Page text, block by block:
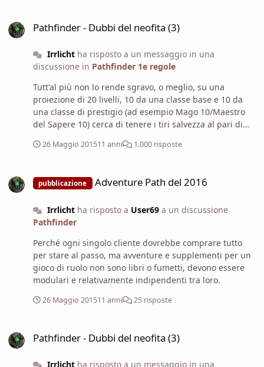
Pathfinder - Dubbi del neofita (3)
Irrlichtha risposto a un messaggio in una
discussione in Pathfinder 1e regole
Tutt'al più non lo rende sgravo, o meglio, su una
proiezione di 20 livelli, 10 da una classe base e 10 da
una classe di prestigio (ad esempio Mago 10/Maestro
del Sapere 10) cerca di tenere i tiri salvezza al pari di
26 Maggio 201511 anni 1.000 risposte
pubblicazione Adventure Path del 2016
Irrlichtha risposto a User69a un discussione
Pathfinder
Perché ogni singolo cliente dovrebbe comprare tutto
per stare al passo, ma avventure e supplementi per un
gioco di ruolo non sono libri o fumetti, devono essere
modulari e relativamente indipendenti tra loro.
26 Maggio 201511 anni 25 risposte
Pathfinder - Dubbi del neofita (3)
Irrlichtha risposto a un messaggio in una